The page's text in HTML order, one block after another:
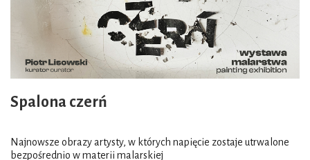
Spalona czerń
Najnowsze obrazy artysty, w których napięcie zostaje utrwalone
bezpośrednio w materii malarskiej